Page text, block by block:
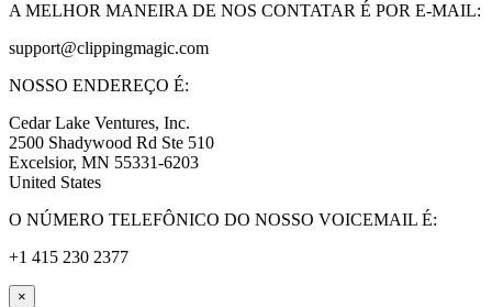
A MELHOR MANEIRA DE NOS CONTATAR É POR E-MAIL:
support@clippingmagic.com
NOSSO ENDEREÇO É:
Cedar Lake Ventures, Inc.
2500 Shadywood Rd Ste 510
Excelsior, MN 55331-6203
United States
O NÚMERO TELEFÔNICO DO NOSSO VOICEMAIL É:
+1 415 230 2377
×